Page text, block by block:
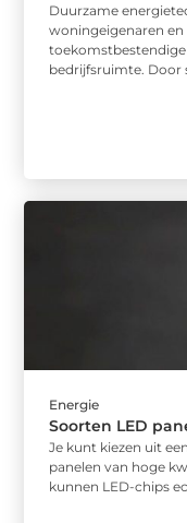
Duurzame
woningeigenaren
bedrijfsruimte. Door
Energie
Soorten LED
Je kunt kiezen uit
panelen van hoge
kunnen LED-chips